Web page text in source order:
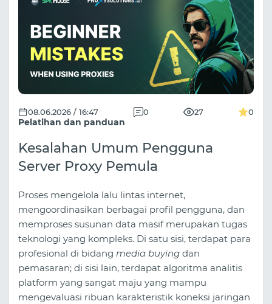
Pelatihan dan panduan
08.06.2026 / 16:47 0 27 0
Kesalahan Umum Pengguna
Server Proxy Pemula
Proses mengelola lalu lintas internet,
mengoordinasikan berbagai profil pengguna, dan
memproses susunan data masif merupakan tugas
teknologi yang kompleks. Di satu sisi, terdapat para
profesional di bidang media buying dan
pemasaran; di sisi lain, terdapat algoritma analitis
platform yang sangat maju yang mampu
mengevaluasi ribuan karakteristik koneksi jaringan